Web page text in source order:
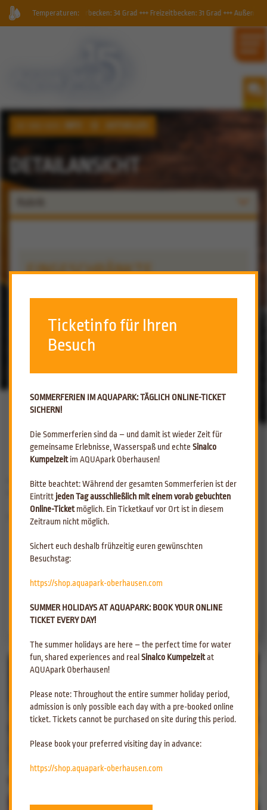
Ticketinfo für Ihren
Besuch
SOMMERFERIEN IM AQUAPARK: TÄGLICH ONLINE-TICKET
SICHERN!
Die Sommerferien sind da – und damit ist wieder Zeit für
gemeinsame Erlebnisse, Wasserspaß und echte Sinalco
Kumpelzeitim AQUApark Oberhausen!
Bitte beachtet: Während der gesamten Sommerferien ist der
Eintrittjeden Tag ausschließlich mit einem vorab gebuchten
Online-Ticketmöglich. Ein Ticketkauf vor Ort ist in diesem
Zeitraum nicht möglich.
Sichert euch deshalb frühzeitig euren gewünschten
Besuchstag:
https://shop.aquapark-oberhausen.com
SUMMER HOLIDAYS AT AQUAPARK: BOOK YOUR ONLINE
TICKET EVERY DAY!
The summer holidays are here – the perfect time for water
fun, shared experiences and real Sinalco Kumpelzeitat
AQUApark Oberhausen!
Please note: Throughout the entire summer holiday period,
admission is only possible each day with a pre-booked online
ticket. Tickets cannot be purchased on site during this period.
Please book your preferred visiting day in advance:
https://shop.aquapark-oberhausen.com
Temperaturen:
Geysirbecken: 34 Grad +++ Freizeitbecken: 31 Grad +++ Außenbecken: 30 Grad
DETAILANSICHT
EINGESCHRÄNKTE
ZURÜCK ZUR ÜBERSICHT
Eingeschränkte Wärmezufuhr am
25.02.2025
25.02.2025kommt es aufgrund einesFernwärmeschadenszu einer
Unterbrechung der Wärmezufuhr.
Das bedeutet:
Duschen könnten kalt werden.
DasAußenbecken und der Außengeysirstehen an diesem Tag nicht zur
Verfügung.
Auch die
anderen Becken könnten an Temperatur verlieren
Der Badebetrieb bleibt dennoch geöffnet. Als Ausgleich gewähren wir am
Eintrittspreis.